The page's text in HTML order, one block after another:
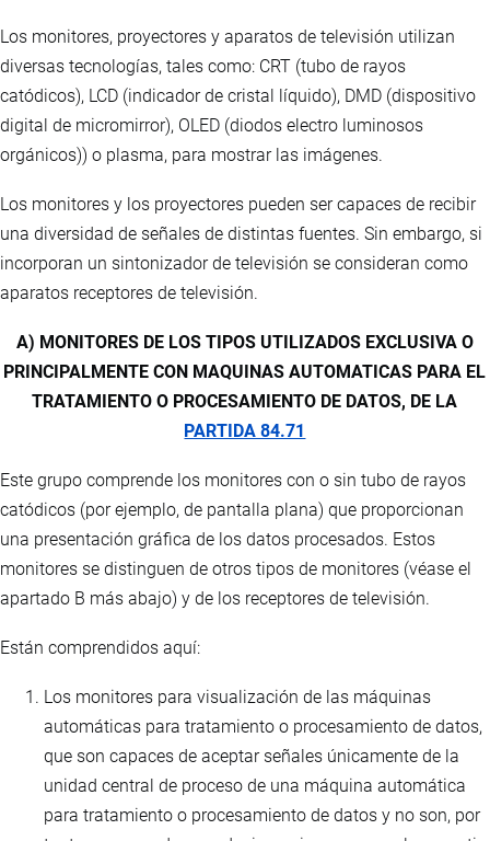
Los monitores, proyectores y aparatos de televisión utilizan
diversas tecnologías, tales como: CRT (tubo de rayos
catódicos), LCD (indicador de cristal líquido), DMD (dispositivo
digital de micromirror), OLED (diodos electro luminosos
orgánicos)) o plasma, para mostrar las imágenes.
Los monitores y los proyectores pueden ser capaces de recibir
una diversidad de señales de distintas fuentes. Sin embargo, si
incorporan un sintonizador de televisión se consideran como
aparatos receptores de televisión.
A) MONITORES DE LOS TIPOS UTILIZADOS EXCLUSIVA O
PRINCIPALMENTE CON MAQUINAS AUTOMATICAS PARA EL
TRATAMIENTO O PROCESAMIENTO DE DATOS, DE LA
PARTIDA 84.71
Este grupo comprende los monitores con o sin tubo de rayos
catódicos (por ejemplo, de pantalla plana) que proporcionan
una presentación gráfica de los datos procesados. Estos
monitores se distinguen de otros tipos de monitores (véase el
apartado B más abajo) y de los receptores de televisión.
Están comprendidos aquí:
Los monitores para visualización de las máquinas
automáticas para tratamiento o procesamiento de datos,
que son capaces de aceptar señales únicamente de la
unidad central de proceso de una máquina automática
para tratamiento o procesamiento de datos y no son, por